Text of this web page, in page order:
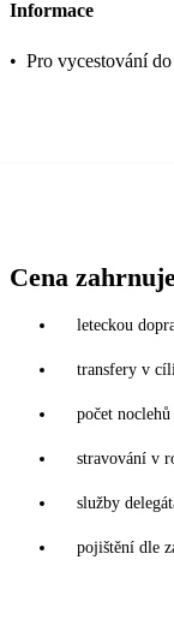
Informace
• Pro vycestování
Cena
leteckou
transfery v
počet
stravování v
služby
pojištění dle